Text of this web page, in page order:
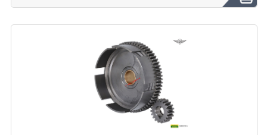
KABELS
STUREN
TELLER ONDERDELEN
TELLERS COMPLEET
SPATBORDEN EN KENTEKENPLATEN